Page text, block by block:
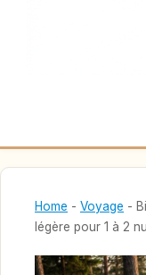
Home - Voyage -
légère pour 1 à 2